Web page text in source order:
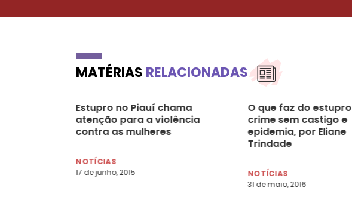
MATÉRIAS RELACIONADAS
Estupro no Piauí chama
atenção para a violência
contra as mulheres
NOTÍCIAS
17 de junho, 2015
O que faz do estupro
crime sem castigo e
epidemia, por Eliane
Trindade
NOTÍCIAS
31 de maio, 2016